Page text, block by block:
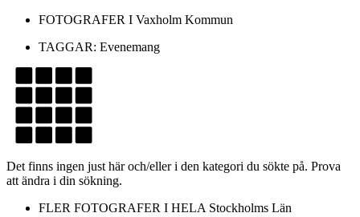
FOTOGRAFER I Vaxholm Kommun
TAGGAR: Evenemang
Det finns ingen just här och/eller i den kategori du sökte på. Prova
att ändra i din sökning.
FLER FOTOGRAFER I HELA Stockholms Län